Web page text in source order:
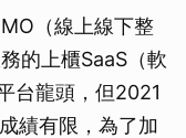
（線上線下整
的上櫃SaaS（軟
台龍頭，但2021
績有限，為了加